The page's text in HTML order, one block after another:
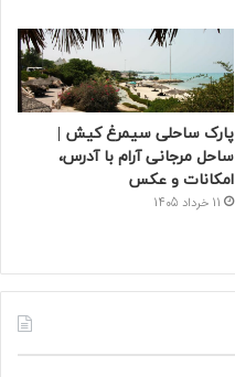
پارک ساحلی سیمرغ کیش |
ساحل مرجانی آرام با آدرس،
امکانات و عکس
11 خرداد 1405